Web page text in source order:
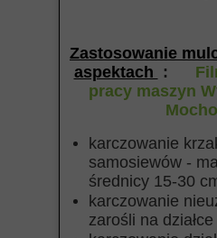
Zastosowanie
aspektach
:
pracy maszyn
karczowanie
samosiewów -
średnicy 15-30
karczowanie
zarośli na działce